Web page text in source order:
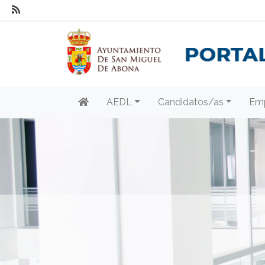
AEDL Candidatos/as